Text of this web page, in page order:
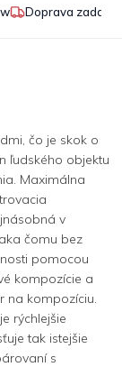
Doprava
čo je skok o
ľudského objektu
Maximálna
v
čomu bez
pomocou
kompozície a
na kompozíciu.
rýchlejšie
tak istejšie
s